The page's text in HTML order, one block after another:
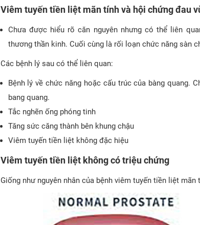
Viêm tuyến tiền liệt mãn tính và hội chứng đau
Chưa được hiểu rõ căn nguyên nhưng có thể liên
thương thần kinh. Cuối cùng là rối loạn chức năng sàn
Các bệnh lý sau có thể liên quan:
Bệnh lý về chức năng hoặc cấu trúc của bàng quang.
bang quang.
Tắc nghẽn ống phóng tinh
Tăng sức căng thành bên khung chậu
Viêm tuyến tiền liệt không đặc hiệu
Viêm tuyến tiền liệt không có triệu chứng
Giống như nguyên nhân của bệnh viêm tuyến tiền liệt